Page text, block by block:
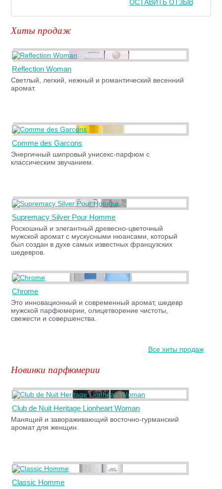
ОСТАВИТЬ ОТЗЫВ
Хиты продаж
Reflection Woman
Светлый, легкий, нежный и романтический весенний
аромат.
Comme des Garcons
Энергичный шипровый унисекс-парфюм с
классическим звучанием.
Supremacy Silver Pour Homme
Роскошный и элегантный древесно-цветочный
мужской аромат с мускусными нюансами, который
был создан в духе самых известных французских
шедевров.
Chrome
Это инновационный и современный аромат, шедевр
мужской парфюмерии, олицетворение чистоты,
свежести и совершенства.
Все хиты продаж
Новинки парфюмерии
Club de Nuit Heritage Lionheart Woman
Манящий и завораживающий восточно-гурманский
аромат для женщин.
Classic Homme